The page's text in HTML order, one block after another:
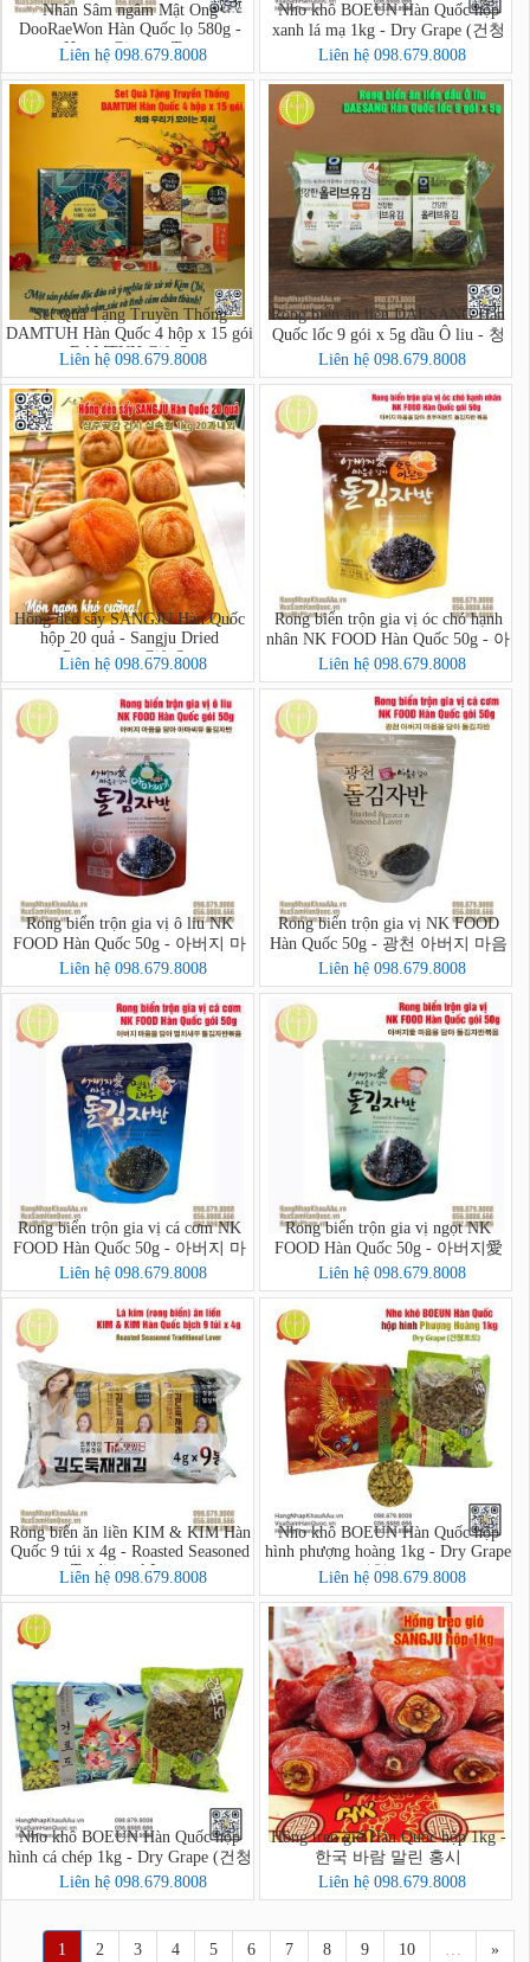
Nhân Sâm ngâm Mật Ong
DooRaeWon Hàn Quốc lọ 580g -
Honey Ginseng Tea
Liên hệ 098.679.8008
Nho khô BOEUN Hàn Quốc hộp
xanh lá mạ 1kg - Dry Grape (건청
포도)
Liên hệ 098.679.8008
Set Quà Tặng Truyền Thống
DAMTUH Hàn Quốc 4 hộp x 15 gói
- DAMTUH Gift Set
Liên hệ 098.679.8008
Rong biển ăn liền DAESANG Hàn
Quốc lốc 9 gói x 5g dầu Ô liu - 청
정원 올리브유 재래김
Liên hệ 098.679.8008
Hồng dẻo sấy SANGJU Hàn Quốc
hộp 20 quả - Sangju Dried
Persimmon Gift Set
Liên hệ 098.679.8008
Rong biển trộn gia vị óc chó hạnh
nhân NK FOOD Hàn Quốc 50g - 아
버지 마음을 담아 호두아몬드 돌
김자반 볶음
Liên hệ 098.679.8008
Rong biển trộn gia vị ô liu NK
FOOD Hàn Quốc 50g - 아버지 마
음을 담아 아마씨유 돌김자반
Liên hệ 098.679.8008
Rong biển trộn gia vị NK FOOD
Hàn Quốc 50g - 광천 아버지 마음
을 담아 돌김자반
Liên hệ 098.679.8008
Rong biển trộn gia vị cá cơm NK
FOOD Hàn Quốc 50g - 아버지 마
음을 담아 멸치새우 돌김자반볶음
Liên hệ 098.679.8008
Rong biển trộn gia vị ngọt NK
FOOD Hàn Quốc 50g - 아버지愛
마음을 담아 돌김자반볶음
Liên hệ 098.679.8008
Rong biển ăn liền KIM & KIM Hàn
Quốc 9 túi x 4g - Roasted Seasoned
Traditional Laver
Liên hệ 098.679.8008
Nho khô BOEUN Hàn Quốc hộp
hình phượng hoàng 1kg - Dry Grape
(건청포도)
Liên hệ 098.679.8008
Nho khô BOEUN Hàn Quốc hộp
hình cá chép 1kg - Dry Grape (건청
포도)
Liên hệ 098.679.8008
Hồng treo gió Hàn Quốc hộp 1kg -
한국 바람 말린 홍시
Liên hệ 098.679.8008
1 2 3 4 5 6 7 8 9 10 … »